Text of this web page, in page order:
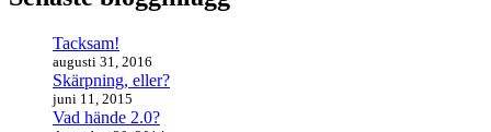
Tacksam!
augusti 31, 2016
Skärpning, eller?
juni 11, 2015
Vad hände 2.0?